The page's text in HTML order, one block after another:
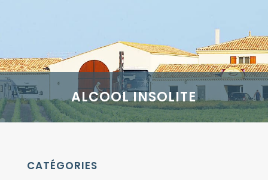
ALCOOL INSOLITE
CATÉGORIES